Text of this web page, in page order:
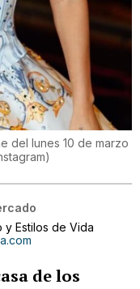
del lunes 10 de marzo
)
y Estilos de Vida
de los